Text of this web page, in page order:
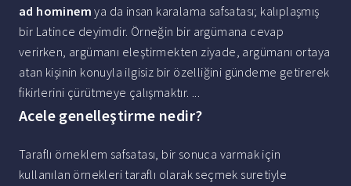
ad hominem ya da insan karalama safsatası; kalıplaşmış
bir Latince deyimdir. Örneğin bir argümana cevap
verirken, argümanı eleştirmekten ziyade, argümanı ortaya
atan kişinin konuyla ilgisiz bir özelliğini gündeme getirerek
fikirlerini çürütmeye çalışmaktır. ...
Acele genelleştirme nedir?
Taraflı örneklem safsatası, bir sonuca varmak için
kullanılan örnekleri taraflı olarak seçmek suretiyle